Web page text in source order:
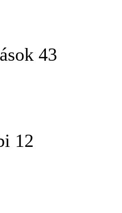
43
12